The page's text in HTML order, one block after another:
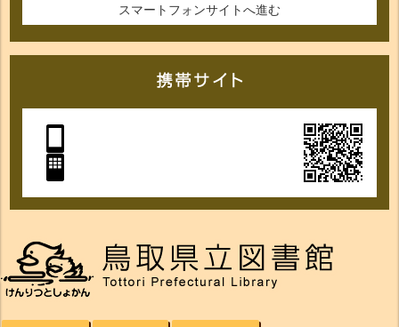
スマートフォンサイトへ進む